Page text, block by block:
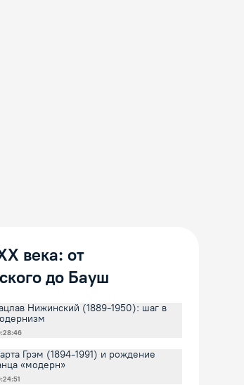
века: от
до Бауш
Нижинский (1889-1950): шаг в
Грэм (1894-1991) и рождение
«модерн»